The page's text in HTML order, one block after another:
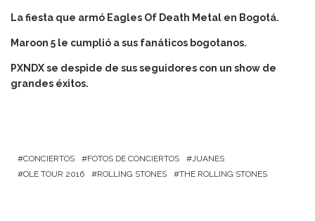
La fiesta que armó Eagles Of Death Metal en Bogotá.
Maroon 5 le cumplió a sus fanáticos bogotanos.
PXNDX se despide de sus seguidores con un show de
grandes éxitos.
CONCIERTOS FOTOS DE CONCIERTOS
JUANES
OLE TOUR 2016
ROLLING STONES THE ROLLING STONES